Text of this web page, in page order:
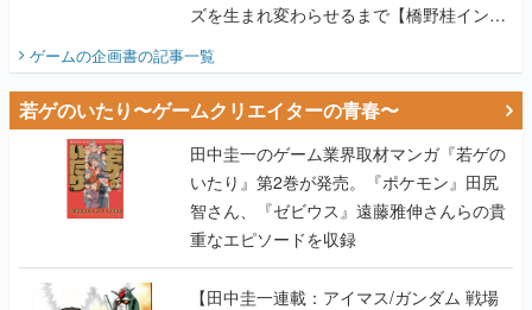
ズを生まれ変わらせるまで【橋野桂インタ
ゲームの企画書の記事一覧
若ゲのいたり〜ゲームクリエイターの青春〜
田中圭一のゲーム業界取材マンガ『若ゲの
いたり』第2巻が発売。『ポケモン』田尻
智さん、『ゼビウス』遠藤雅伸さんらの貴
重なエピソードを収録
【田中圭一連載：アイマス/ガンダム 戦場